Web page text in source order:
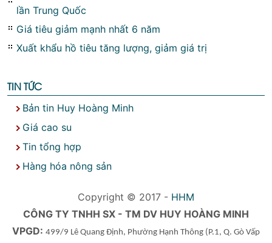
lần Trung Quốc
Giá tiêu giảm mạnh nhất 6 năm
Xuất khẩu hồ tiêu tăng lượng, giảm giá trị
TIN TỨC
Bản tin Huy Hoàng Minh
Giá cao su
Tin tổng hợp
Hàng hóa nông sản
Copyright © 2017 - HHM
CÔNG TY TNHH SX - TM DV HUY HOÀNG MINH
VPGD: 499/9 Lê Quang Định, Phường Hạnh Thông (P.1, Q. Gò Vấp